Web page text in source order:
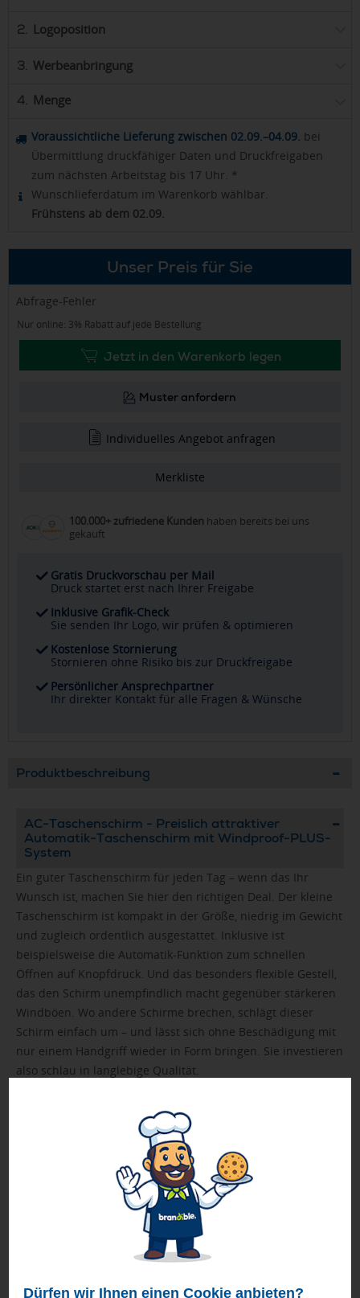
Dürfen wir Ihnen einen Cookie anbieten?
2. Logoposition
3. Werbeanbringung
4. Menge
Voraussichtliche Lieferung zwischen 02.09.–04.09. bei
Übermittlung druckfähiger Daten und Druckfreigaben
zum nächsten Arbeitstag bis 17 Uhr. *
Wunschlieferdatum im Warenkorb wählbar.
Frühstens ab dem 02.09.
Unser Preis für Sie
Abfrage-Fehler
Nur online: 3% Rabatt auf jede Bestellung
Jetzt in den Warenkorb legen
Muster anfordern
Individuelles Angebot anfragen
Merkliste
100.000+ zufriedene Kunden haben bereits bei uns
gekauft
Gratis Druckvorschau per Mail
Druck startet erst nach Ihrer Freigabe
Inklusive Grafik-Check
Sie senden Ihr Logo, wir prüfen & optimieren
Kostenlose Stornierung
Stornieren ohne Risiko bis zur Druckfreigabe
Persönlicher Ansprechpartner
Ihr direkter Kontakt für alle Fragen & Wünsche
Produktbeschreibung
AC-Taschenschirm - Preislich attraktiver
Automatik-Taschenschirm mit Windproof-PLUS-
System
Ein guter Taschenschirm für jeden Tag – wenn das Ihr
Wunsch ist, machen Sie hier den richtigen Deal. Der kleine
Taschenschirm ist kompakt in der Größe, niedrig im Gewicht
und zugleich ordentlich ausgestattet. Inklusive ist
beispielsweise die Automatik-Funktion zum schnellen
Öffnen auf Knopfdruck. Und das besonders flexible Gestell,
das den Schirm unempfindlich macht gegenüber stärkeren
Windböen. Wo andere Schirme brechen, schlägt dieser
Schirm einfach um – und lässt sich ohne Beschädigung mit
nur einem Handgriff wieder in Form bringen. Sie investieren
also schlau in langlebige Qualität.
Windproof-PLUS-Gestell:Exklusiv bei den FARE-
Topmodellen verbaut, sorgt dieses hochwertige
Gestell für maximale Flexibilität und Windsicherheit.
Selbst bei starken Windböen bleibt der Schirm stabil.
In extremen Wind-Situationen kann er kontrolliert
umschlagen, ohne dass die Schienen brechen oder
sich dauerhaft verbiegen.
AC automatisch öffnend:Der Schirm ist mit einer
komfortablen Automatik-Funktion zum schnellen